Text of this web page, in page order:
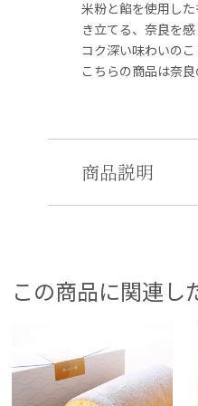
米粉と餡を使用し
き立てる、奈良を
コク深い味わいの
こちらの商品は奈
商品説明
この商品に関連し